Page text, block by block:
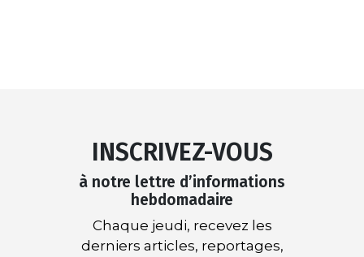
INSCRIVEZ-VOUS
à notre lettre d’informations
hebdomadaire
Chaque jeudi, recevez les
derniers articles, reportages,